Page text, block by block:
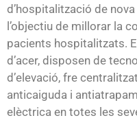
d’hospitalització de
l’objectiu de millorar la
pacients hospitalitzats.
d’acer, disposen de
d’elevació, fre
anticaiguda i
elèctrica en totes les